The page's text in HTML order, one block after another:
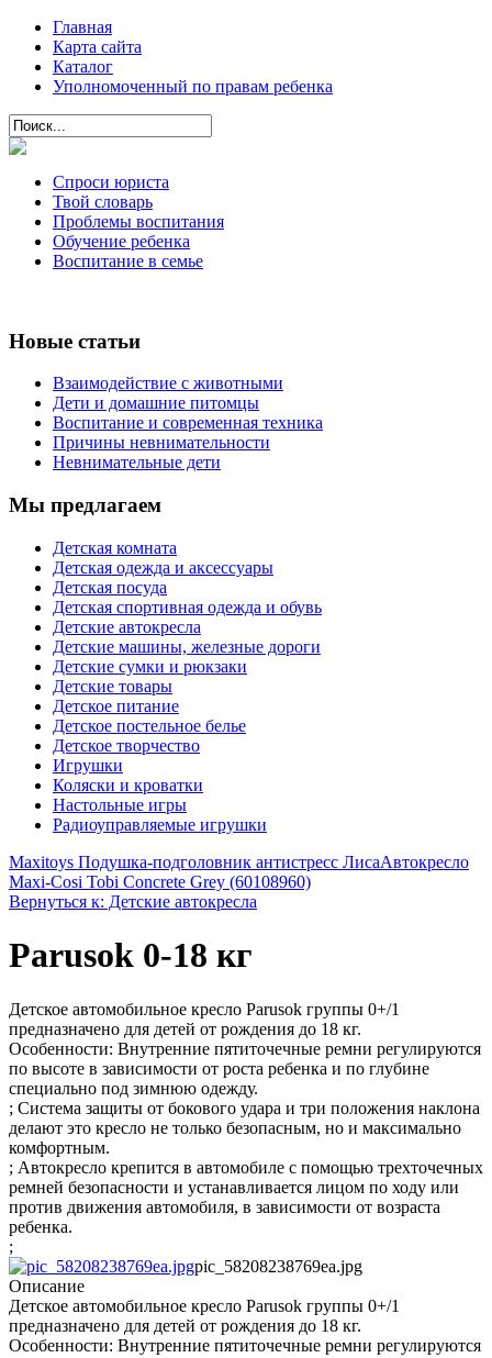
Главная
Карта сайта
Каталог
Уполномоченный по правам ребенка
Спроси юриста
Твой словарь
Проблемы воспитания
Обучение ребенка
Воспитание в семье
Новые статьи
Взаимодействие с животными
Дети и домашние питомцы
Воспитание и современная техника
Причины невнимательности
Невнимательные дети
Мы предлагаем
Детская комната
Детская одежда и аксессуары
Детская посуда
Детская спортивная одежда и обувь
Детские автокресла
Детские машины, железные дороги
Детские сумки и рюкзаки
Детские товары
Детское питание
Детское постельное белье
Детское творчество
Игрушки
Коляски и кроватки
Настольные игры
Радиоуправляемые игрушки
Maxitoys Подушка-подголовник антистресс ЛисаАвтокресло
Maxi-Cosi Tobi Concrete Grey (60108960)
Вернуться к: Детские автокресла
Parusok 0-18 кг
Детское автомобильное кресло Parusok группы 0+/1
предназначено для детей от рождения до 18 кг.
Особенности: Внутренние пятиточечные ремни регулируются
по высоте в зависимости от роста ребенка и по глубине
специально под зимнюю одежду.
; Система защиты от бокового удара и три положения наклона
делают это кресло не только безопасным, но и максимально
комфортным.
; Автокресло крепится в автомобиле с помощью трехточечных
ремней безопасности и устанавливается лицом по ходу или
против движения автомобиля, в зависимости от возраста
ребенка.
;
pic_58208238769ea.jpg
Описание
Детское автомобильное кресло Parusok группы 0+/1
предназначено для детей от рождения до 18 кг.
Особенности: Внутренние пятиточечные ремни регулируются